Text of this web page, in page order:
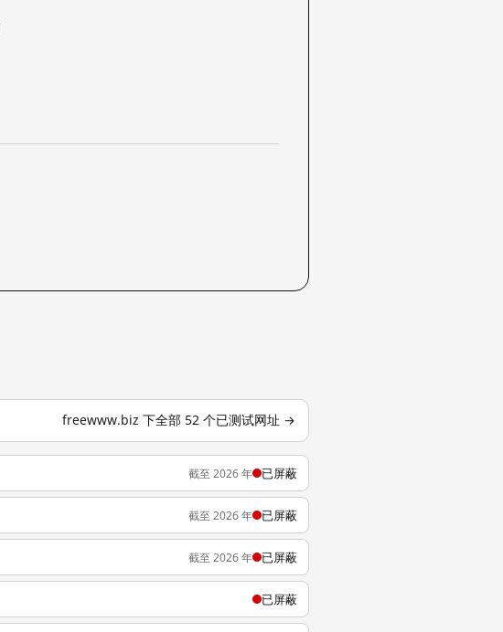
freewww.biz 下全部 52 个已测试网址 →
截至 2026 年 已屏蔽
截至 2026 年 已屏蔽
截至 2026 年 已屏蔽
已屏蔽